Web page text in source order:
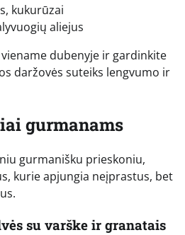
kukurūzai
aliejus
dubenyje ir gardinkite
daržovės suteiks lengvumo ir
gurmanams
gurmanišku prieskoniu,
kurie apjungia neįprastus, bet
su varške ir granatais